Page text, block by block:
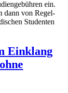
ein.
dann von Regel-
Studenten
Einklang